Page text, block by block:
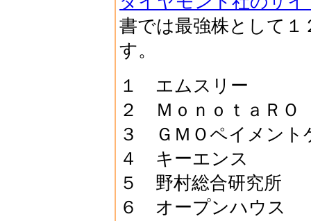
書では最強株として
す。
１ エムスリー
２ ＭｏｎｏｔａＲＯ
３ ＧＭＯペイメント
４ キーエンス
５ 野村総合研究所
６ オープンハウス